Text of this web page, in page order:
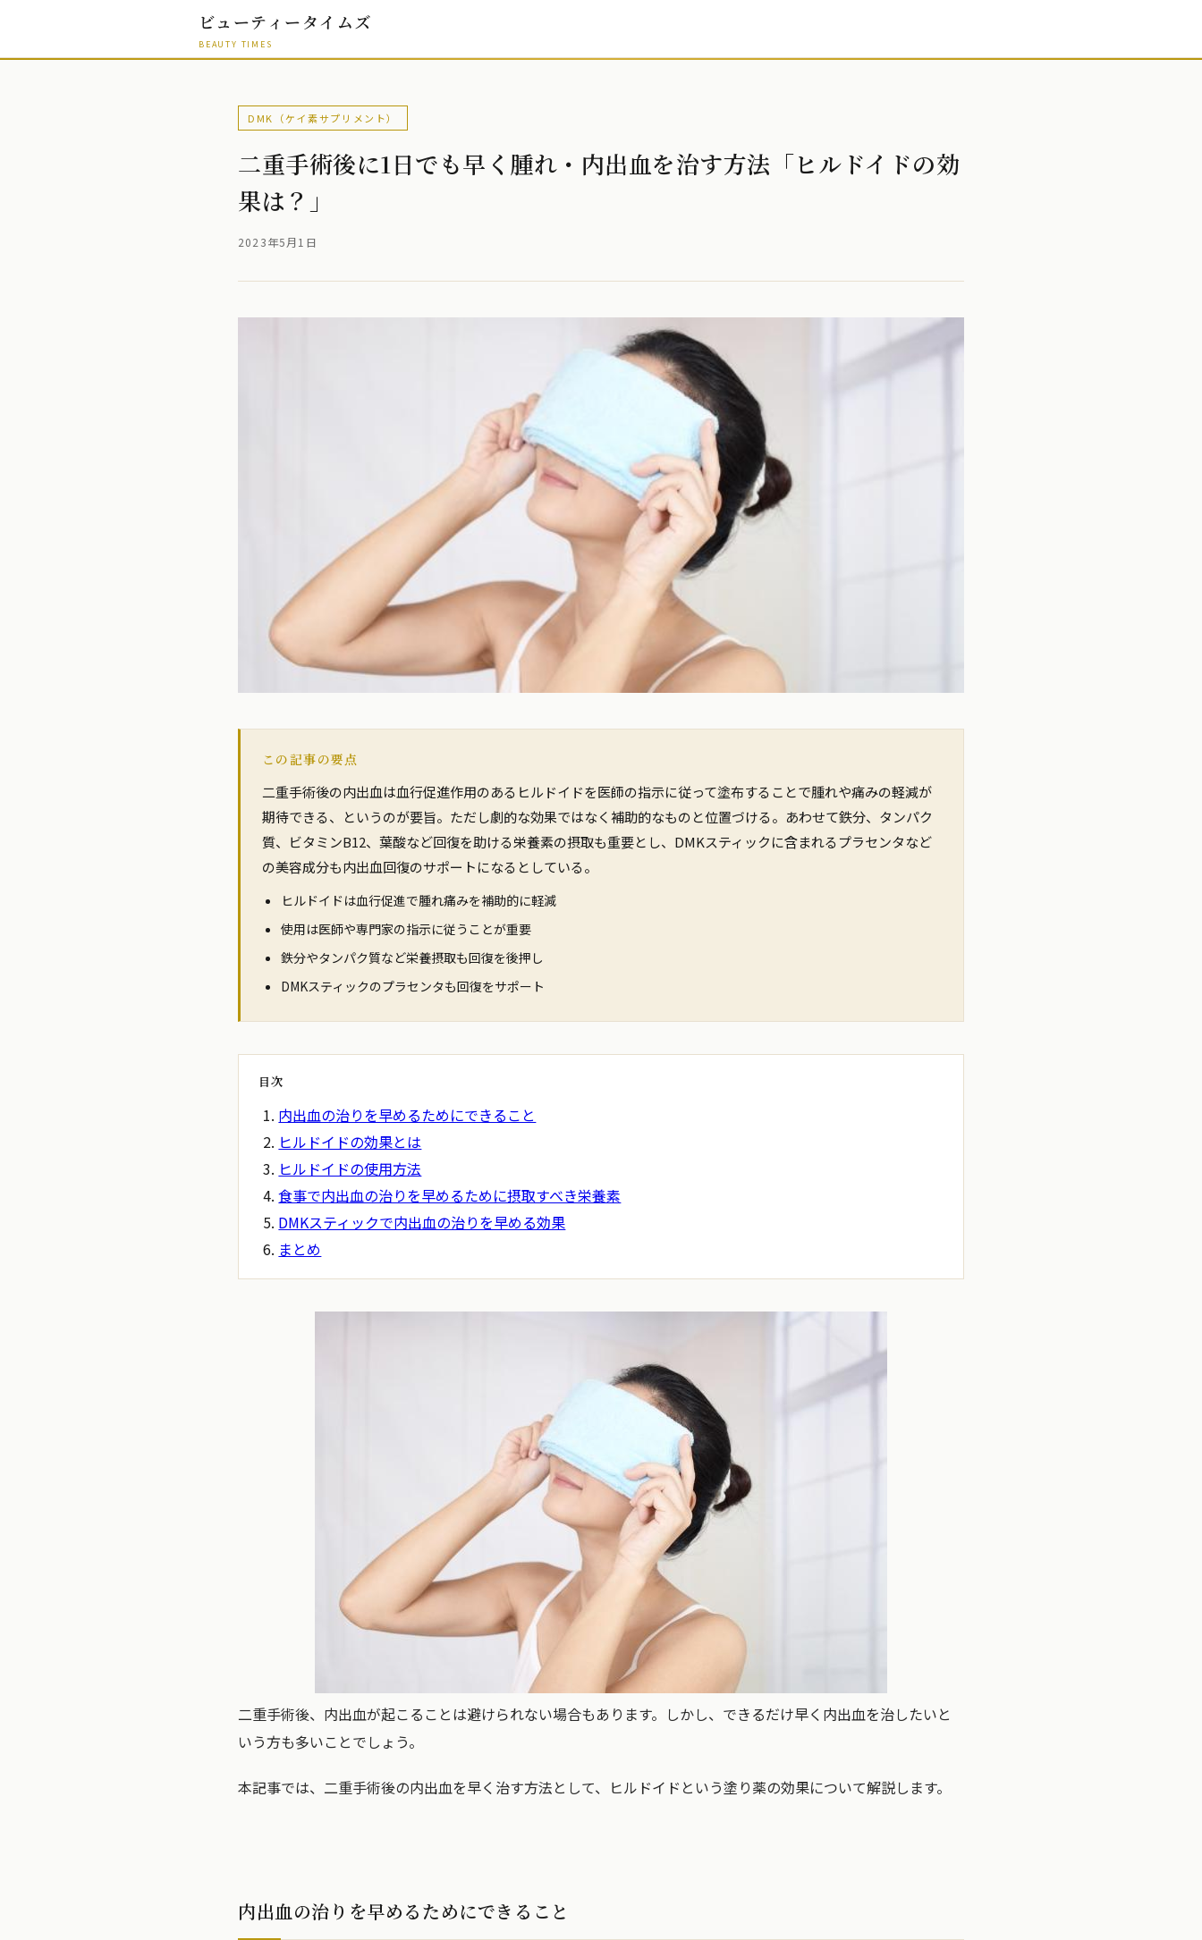
ビューティータイムズ
BEAUTY TIMES
DMK（ケイ素サプリメント）
二重手術後に1日でも早く腫れ・内出血を治す方法「ヒルドイドの効
果は？」
2023年5月1日
この記事の要点
二重手術後の内出血は血行促進作用のあるヒルドイドを医師の指示に従って塗布することで腫れや痛みの軽減が
期待できる、というのが要旨。ただし劇的な効果ではなく補助的なものと位置づける。あわせて鉄分、タンパク
質、ビタミンB12、葉酸など回復を助ける栄養素の摂取も重要とし、DMKスティックに含まれるプラセンタなど
の美容成分も内出血回復のサポートになるとしている。
ヒルドイドは血行促進で腫れ痛みを補助的に軽減
使用は医師や専門家の指示に従うことが重要
鉄分やタンパク質など栄養摂取も回復を後押し
DMKスティックのプラセンタも回復をサポート
目次
内出血の治りを早めるためにできること
ヒルドイドの効果とは
ヒルドイドの使用方法
食事で内出血の治りを早めるために摂取すべき栄養素
DMKスティックで内出血の治りを早める効果
まとめ
二重手術後、内出血が起こることは避けられない場合もあります。しかし、できるだけ早く内出血を治したいと
いう方も多いことでしょう。
本記事では、二重手術後の内出血を早く治す方法として、ヒルドイドという塗り薬の効果について解説します。
内出血の治りを早めるためにできること